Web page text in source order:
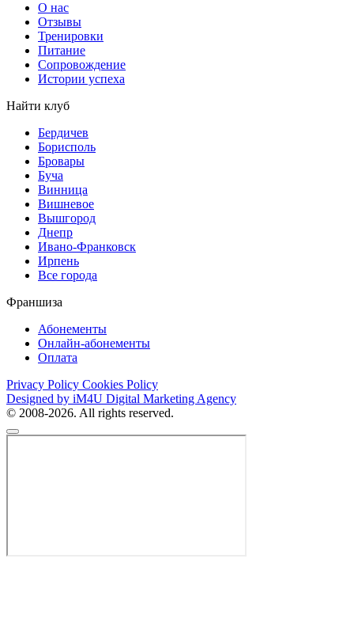
О нас
Отзывы
Тренировки
Питание
Сопровождение
Истории успеха
Найти клуб
Бердичев
Борисполь
Бровары
Буча
Винница
Вишневое
Вышгород
Днепр
Ивано-Франковск
Ирпень
Все города
Франшиза
Абонементы
Онлайн-абонементы
Оплата
Privacy Policy Cookies Policy
Designed by iM4U Digital Marketing Agency
© 2008-2026. All rights reserved.